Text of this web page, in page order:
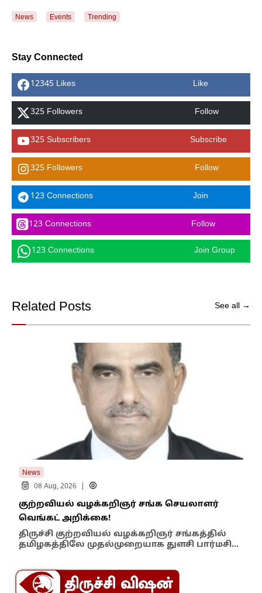
News Events Trending
Stay Connected
12345 Likes Like
325 Followers Follow
325 Subscribers Subscribe
325 Followers Follow
123 Connections Join
123 Connections Follow
123 Connections Join Group
Related Posts See all →
News
08 Aug, 2026
குற்றவியல் வழக்கறிஞர் சங்க செயலாளர்
வெங்கட் அறிக்கை!
திருச்சி குற்றவியல் வழக்கறிஞர் சங்கத்தில்
தமிழகத்திலே முதல்முறையாக துளசி பார்மசி…